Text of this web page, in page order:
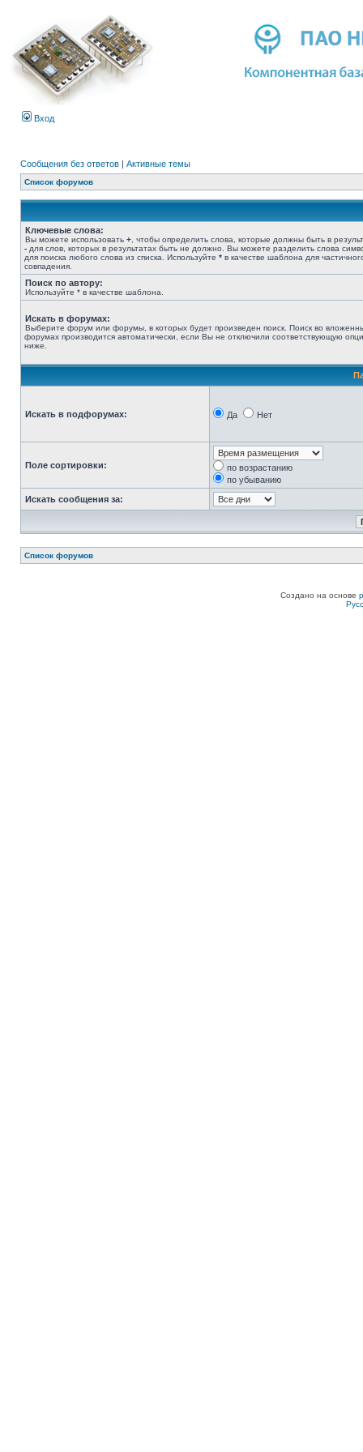
Вход
Сообщения без ответов | Активные темы
Список форумов
Ключевые слова:
Вы можете использовать + , чтобы определить слова, которые должны быть в
- для слов, которых в результатах быть не должно. Вы можете разделить слова
для поиска любого слова из списка. Используйте * в качестве шаблона для
совпадения.
Поиск по автору:
Используйте * в качестве шаблона.
Искать в форумах:
Выберите форум или форумы, в которых будет произведен поиск. Поиск во
форумах производится автоматически, если Вы не отключили соответствующую
ниже.
Искать в подфорумах: Да Нет
Поле сортировки:
по возрастанию
по убыванию
Искать сообщения за:
Список форумов
Создано на основе